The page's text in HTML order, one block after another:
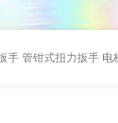
手 管钳式扭力扳手 电